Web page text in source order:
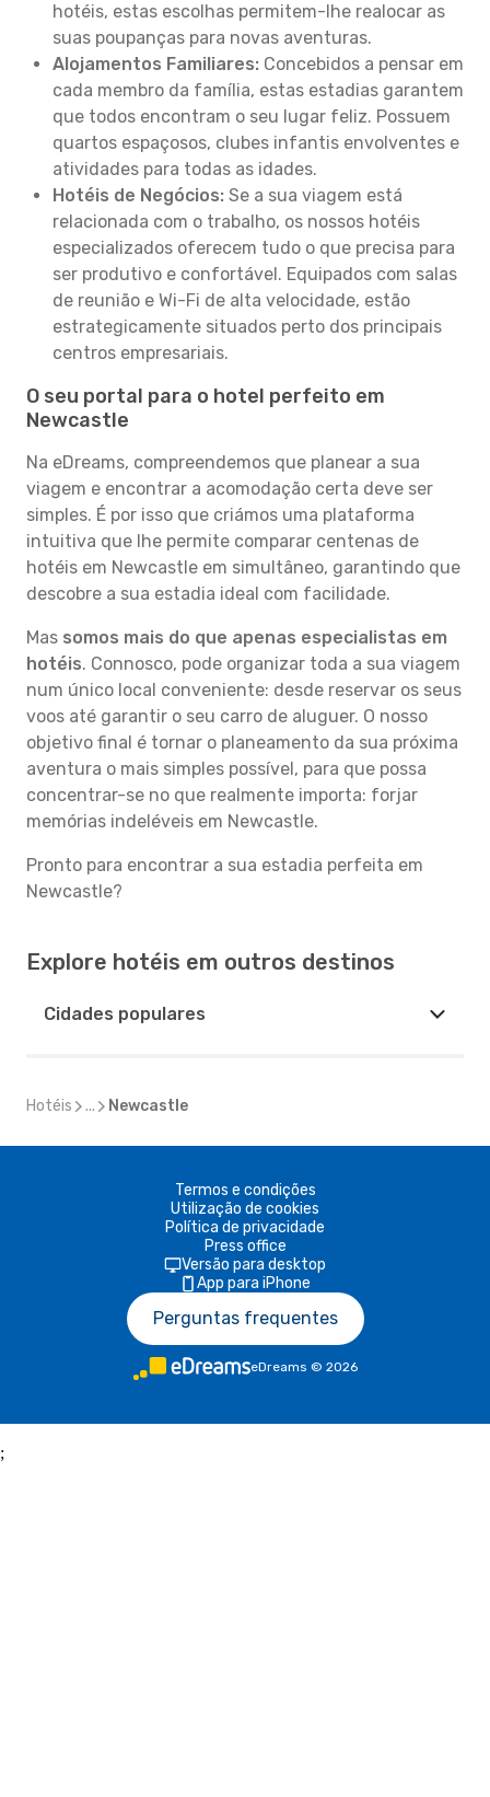
hotéis, estas escolhas permitem-lhe realocar as
suas poupanças para novas aventuras.
Alojamentos Familiares: Concebidos a pensar em
cada membro da família, estas estadias garantem
que todos encontram o seu lugar feliz. Possuem
quartos espaçosos, clubes infantis envolventes e
atividades para todas as idades.
Hotéis de Negócios: Se a sua viagem está
relacionada com o trabalho, os nossos hotéis
especializados oferecem tudo o que precisa para
ser produtivo e confortável. Equipados com salas
de reunião e Wi-Fi de alta velocidade, estão
estrategicamente situados perto dos principais
centros empresariais.
O seu portal para o hotel perfeito em
Newcastle
Na eDreams, compreendemos que planear a sua
viagem e encontrar a acomodação certa deve ser
simples. É por isso que criámos uma plataforma
intuitiva que lhe permite comparar centenas de
hotéis em Newcastle em simultâneo, garantindo que
descobre a sua estadia ideal com facilidade.
Mas somos mais do que apenas especialistas em
hotéis. Connosco, pode organizar toda a sua viagem
num único local conveniente: desde reservar os seus
voos até garantir o seu carro de aluguer. O nosso
objetivo final é tornar o planeamento da sua próxima
aventura o mais simples possível, para que possa
concentrar-se no que realmente importa: forjar
memórias indeléveis em Newcastle.
Pronto para encontrar a sua estadia perfeita em
Newcastle?
Explore hotéis em outros destinos
Cidades populares
Hotéis ... Newcastle
Termos e condições
Utilização de cookies
Política de privacidade
Press office
Versão para desktop
App para iPhone
Perguntas frequentes
eDreams © 2026
;